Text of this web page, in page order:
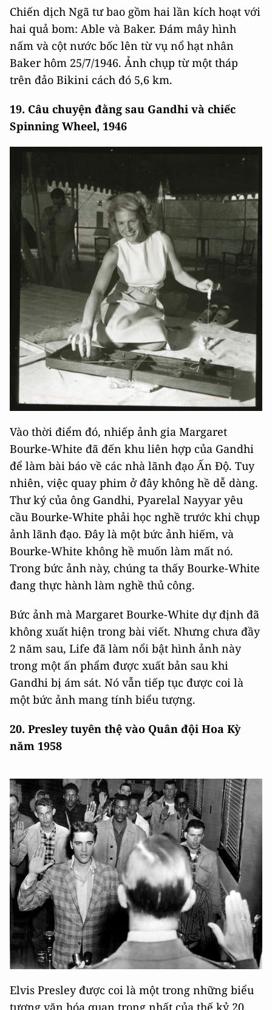
Chiến dịch Ngã tư bao gồm hai lần kích hoạt với
hai quả bom: Able và Baker. Đám mây hình
nấm và cột nước bốc lên từ vụ nổ hạt nhân
Baker hôm 25/7/1946. Ảnh chụp từ một tháp
trên đảo Bikini cách đó 5,6 km.
19. Câu chuyện đằng sau Gandhi và chiếc
Spinning Wheel, 1946
Vào thời điểm đó, nhiếp ảnh gia Margaret
Bourke-White đã đến khu liên hợp của Gandhi
để làm bài báo về các nhà lãnh đạo Ấn Độ. Tuy
nhiên, việc quay phim ở đây không hề dễ dàng.
Thư ký của ông Gandhi, Pyarelal Nayyar yêu
cầu Bourke-White phải học nghề trước khi chụp
ảnh lãnh đạo. Đây là một bức ảnh hiếm, và
Bourke-White không hề muốn làm mất nó.
Trong bức ảnh này, chúng ta thấy Bourke-White
đang thực hành làm nghề thủ công.
Bức ảnh mà Margaret Bourke-White dự định đã
không xuất hiện trong bài viết. Nhưng chưa đầy
2 năm sau, Life đã làm nổi bật hình ảnh này
trong một ấn phẩm được xuất bản sau khi
Gandhi bị ám sát. Nó vẫn tiếp tục được coi là
một bức ảnh mang tính biểu tượng.
20. Presley tuyên thệ vào Quân đội Hoa Kỳ
năm 1958
Elvis Presley được coi là một trong những biểu